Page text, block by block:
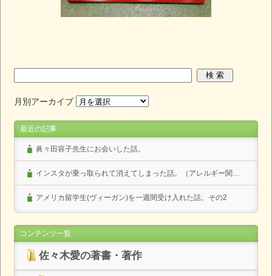
月別アーカイブ
最近の記事
眞々田容子先生にお会いした話。
インスタが乗っ取られて消えてしまった話。（アレルギー関係なし）
アメリカ留学生(ヴィーガン)を一週間受け入れた話。その2
コンテンツ一覧
佐々木愛の著書・著作